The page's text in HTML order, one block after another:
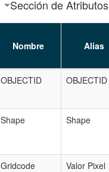
Sección de Atributos
Nombre Alias
OBJECTID OBJECTID
Shape Shape
Gridcode
Valor Pixel